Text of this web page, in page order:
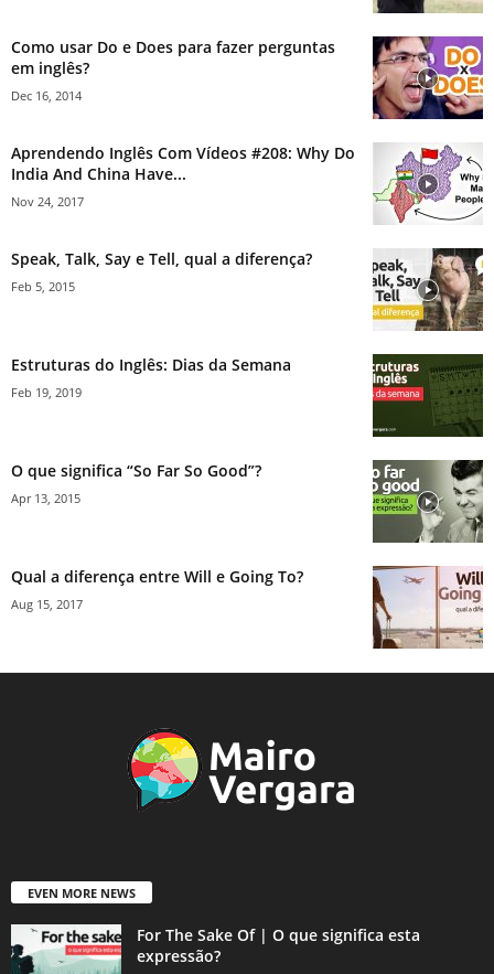
Como usar Do e Does para fazer perguntas
em inglês?
Dec 16, 2014
Aprendendo Inglês Com Vídeos #208: Why Do
India And China Have...
Nov 24, 2017
Speak, Talk, Say e Tell, qual a diferença?
Feb 5, 2015
Estruturas do Inglês: Dias da Semana
Feb 19, 2019
O que significa “So Far So Good”?
Apr 13, 2015
Qual a diferença entre Will e Going To?
Aug 15, 2017
EVEN MORE NEWS
For The Sake Of | O que significa esta
expressão?